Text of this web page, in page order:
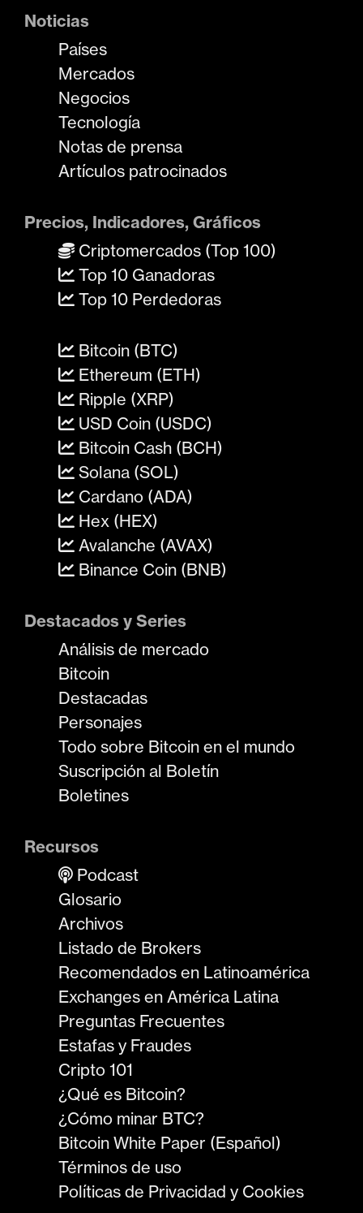
Noticias
Países
Mercados
Negocios
Tecnología
Notas de prensa
Artículos patrocinados
Precios, Indicadores, Gráficos
Criptomercados (Top 100)
Top 10 Ganadoras
Top 10 Perdedoras
Bitcoin (BTC)
Ethereum (ETH)
Ripple (XRP)
USD Coin (USDC)
Bitcoin Cash (BCH)
Solana (SOL)
Cardano (ADA)
Hex (HEX)
Avalanche (AVAX)
Binance Coin (BNB)
Destacados y Series
Análisis de mercado
Bitcoin
Destacadas
Personajes
Todo sobre Bitcoin en el mundo
Suscripción al Boletín
Boletines
Recursos
Podcast
Glosario
Archivos
Listado de Brokers
Recomendados en Latinoamérica
Exchanges en América Latina
Preguntas Frecuentes
Estafas y Fraudes
Cripto 101
¿Qué es Bitcoin?
¿Cómo minar BTC?
Bitcoin White Paper (Español)
Términos de uso
Políticas de Privacidad y Cookies